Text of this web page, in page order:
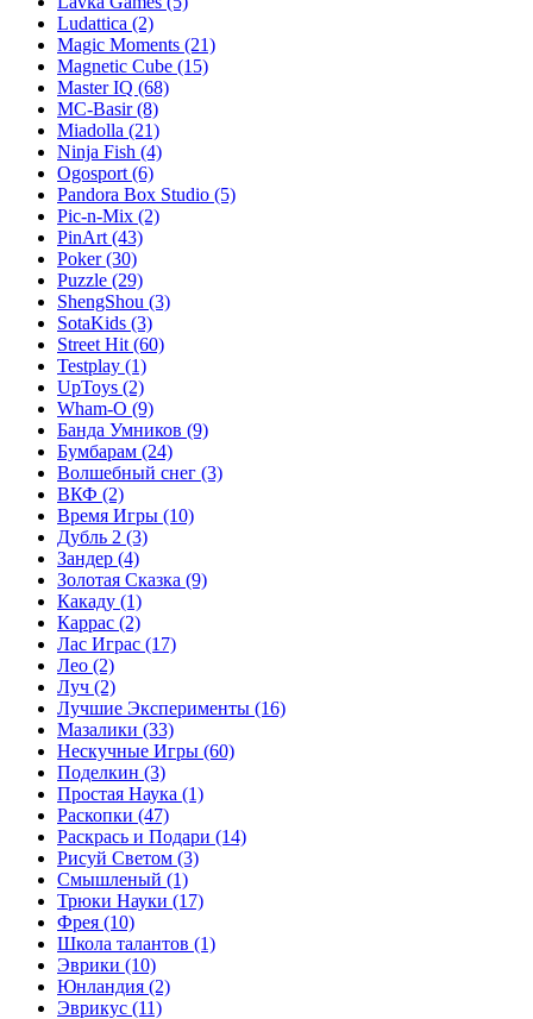
Ludattica (2)
Magic Moments (21)
Magnetic Cube (15)
Master IQ (68)
MC-Basir(8)
Miadolla (21)
Ninja Fish (4)
Ogosport (6)
Pandora Box Studio (5)
Pic-n-Mix (2)
PinArt (43)
Poker(30)
Puzzle (29)
ShengShou (3)
SotaKids (3)
Street Hit (60)
Testplay (1)
UpToys (2)
Wham-O (9)
Банда Умников (9)
Бумбарам (24)
Волшебный снег (3)
ВКФ (2)
Время Игры (10)
Дубль 2 (3)
Зандер (4)
Золотая Сказка (9)
Какаду (1)
Каррас (2)
Лас Играс (17)
Лео (2)
Луч (2)
Лучшие Эксперименты (16)
Мазалики (33)
Нескучные Игры (60)
Поделкин (3)
Простая Наука (1)
Раскопки (47)
Раскрась и Подари (14)
Рисуй Светом (3)
Смышленый (1)
Трюки Науки (17)
Фрея (10)
Школа талантов (1)
Эврики (10)
Юнландия (2)
Эврикус (11)